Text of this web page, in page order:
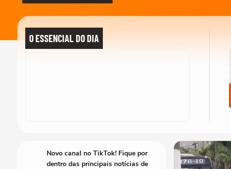
O ESSENCIAL DO DIA
Novo canal no TikTok! Fique por
dentro das principais notícias de